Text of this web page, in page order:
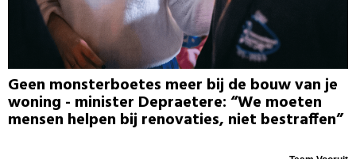
Geen monsterboetes meer bij de bouw van je
woning - minister Depraetere: “We moeten
mensen helpen bij renovaties, niet bestraffen”